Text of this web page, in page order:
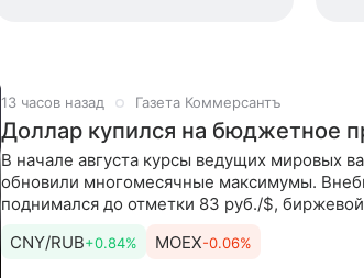
13 часов назад Газета Коммерсантъ
Доллар купился на бюджетное
В начале августа курсы ведущих мировых
обновили многомесячные максимумы.
поднимался до отметки 83 руб./$,
CNY/RUB+0.84% MOEX-0.06%